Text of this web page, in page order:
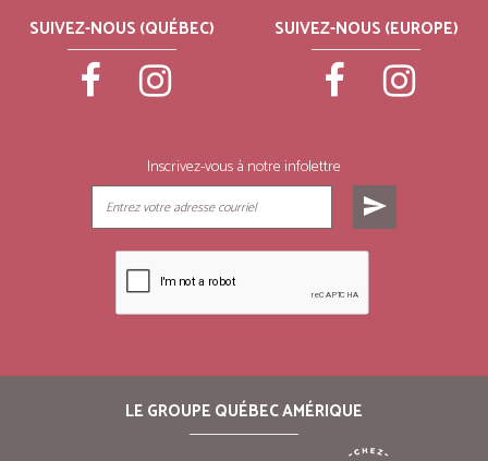
SUIVEZ-NOUS (QUÉBEC) SUIVEZ-NOUS (EUROPE)
Inscrivez-vous à notre infolettre
send
LE GROUPE QUÉBEC AMÉRIQUE